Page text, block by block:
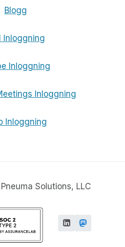
Blogg
Inloggning
Inloggning
Inloggning
Inloggning
Solutions, LLC